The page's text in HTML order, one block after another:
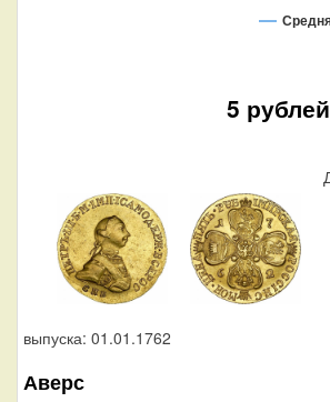
5
выпуска: 01.01.1762
Аверс